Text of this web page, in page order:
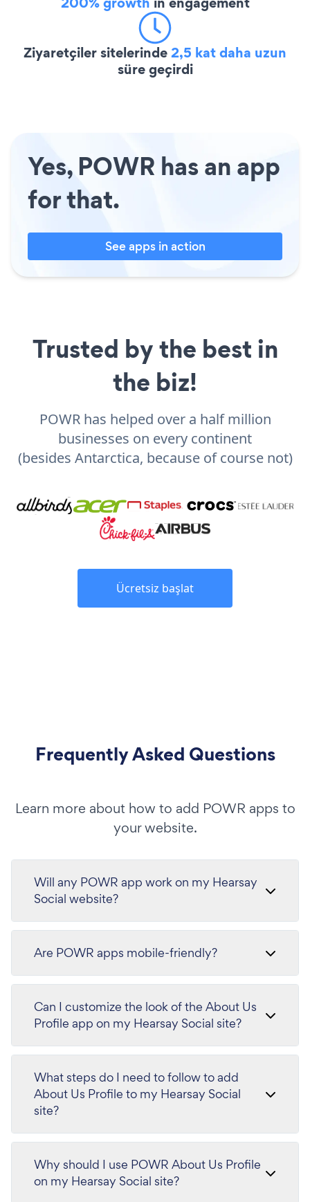
Ziyaretçiler sitelerinde2,5 kat daha uzun
süre geçirdi
Yes, POWR has an app
for that.
See apps in action
Trusted by the best in
the biz!
POWR has helped over a half million
businesses on every continent
(besides Antarctica, because of course not)
Ücretsiz başlat
Frequently Asked Questions
Learn more about how to add POWR apps to
your website.
Will any POWR app work on my Hearsay
Social website?
Are POWR apps mobile-friendly?
Can I customize the look of the About Us
Profile app on my Hearsay Social site?
What steps do I need to follow to add
About Us Profile to my Hearsay Social
site?
Why should I use POWR About Us Profile
on my Hearsay Social site?